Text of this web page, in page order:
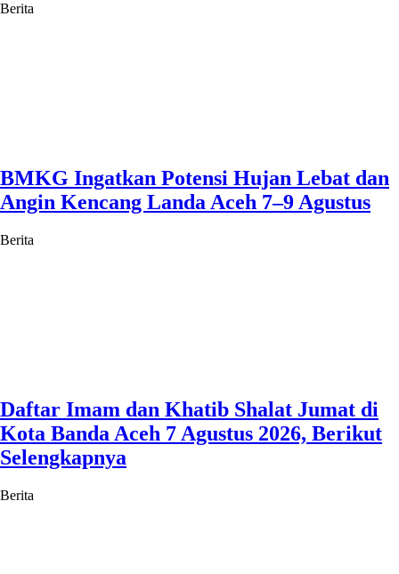
Berita
BMKG Ingatkan Potensi Hujan Lebat dan
Angin Kencang Landa Aceh 7–9 Agustus
Berita
Daftar Imam dan Khatib Shalat Jumat di
Kota Banda Aceh 7 Agustus 2026, Berikut
Selengkapnya
Berita